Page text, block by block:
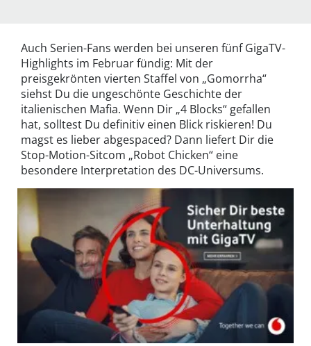
Auch Serien-Fans werden bei unseren fünf GigaTV-
Highlights im Februar fündig: Mit der
preisgekrönten vierten Staffel von „Gomorrha“
siehst Du die ungeschönte Geschichte der
italienischen Mafia. Wenn Dir „4 Blocks“ gefallen
hat, solltest Du definitiv einen Blick riskieren! Du
magst es lieber abgespaced? Dann liefert Dir die
Stop-Motion-Sitcom „Robot Chicken“ eine
besondere Interpretation des DC-Universums.